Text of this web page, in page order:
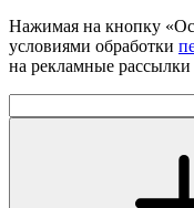
Нажимая на кнопку
условиями обработки
на рекламные